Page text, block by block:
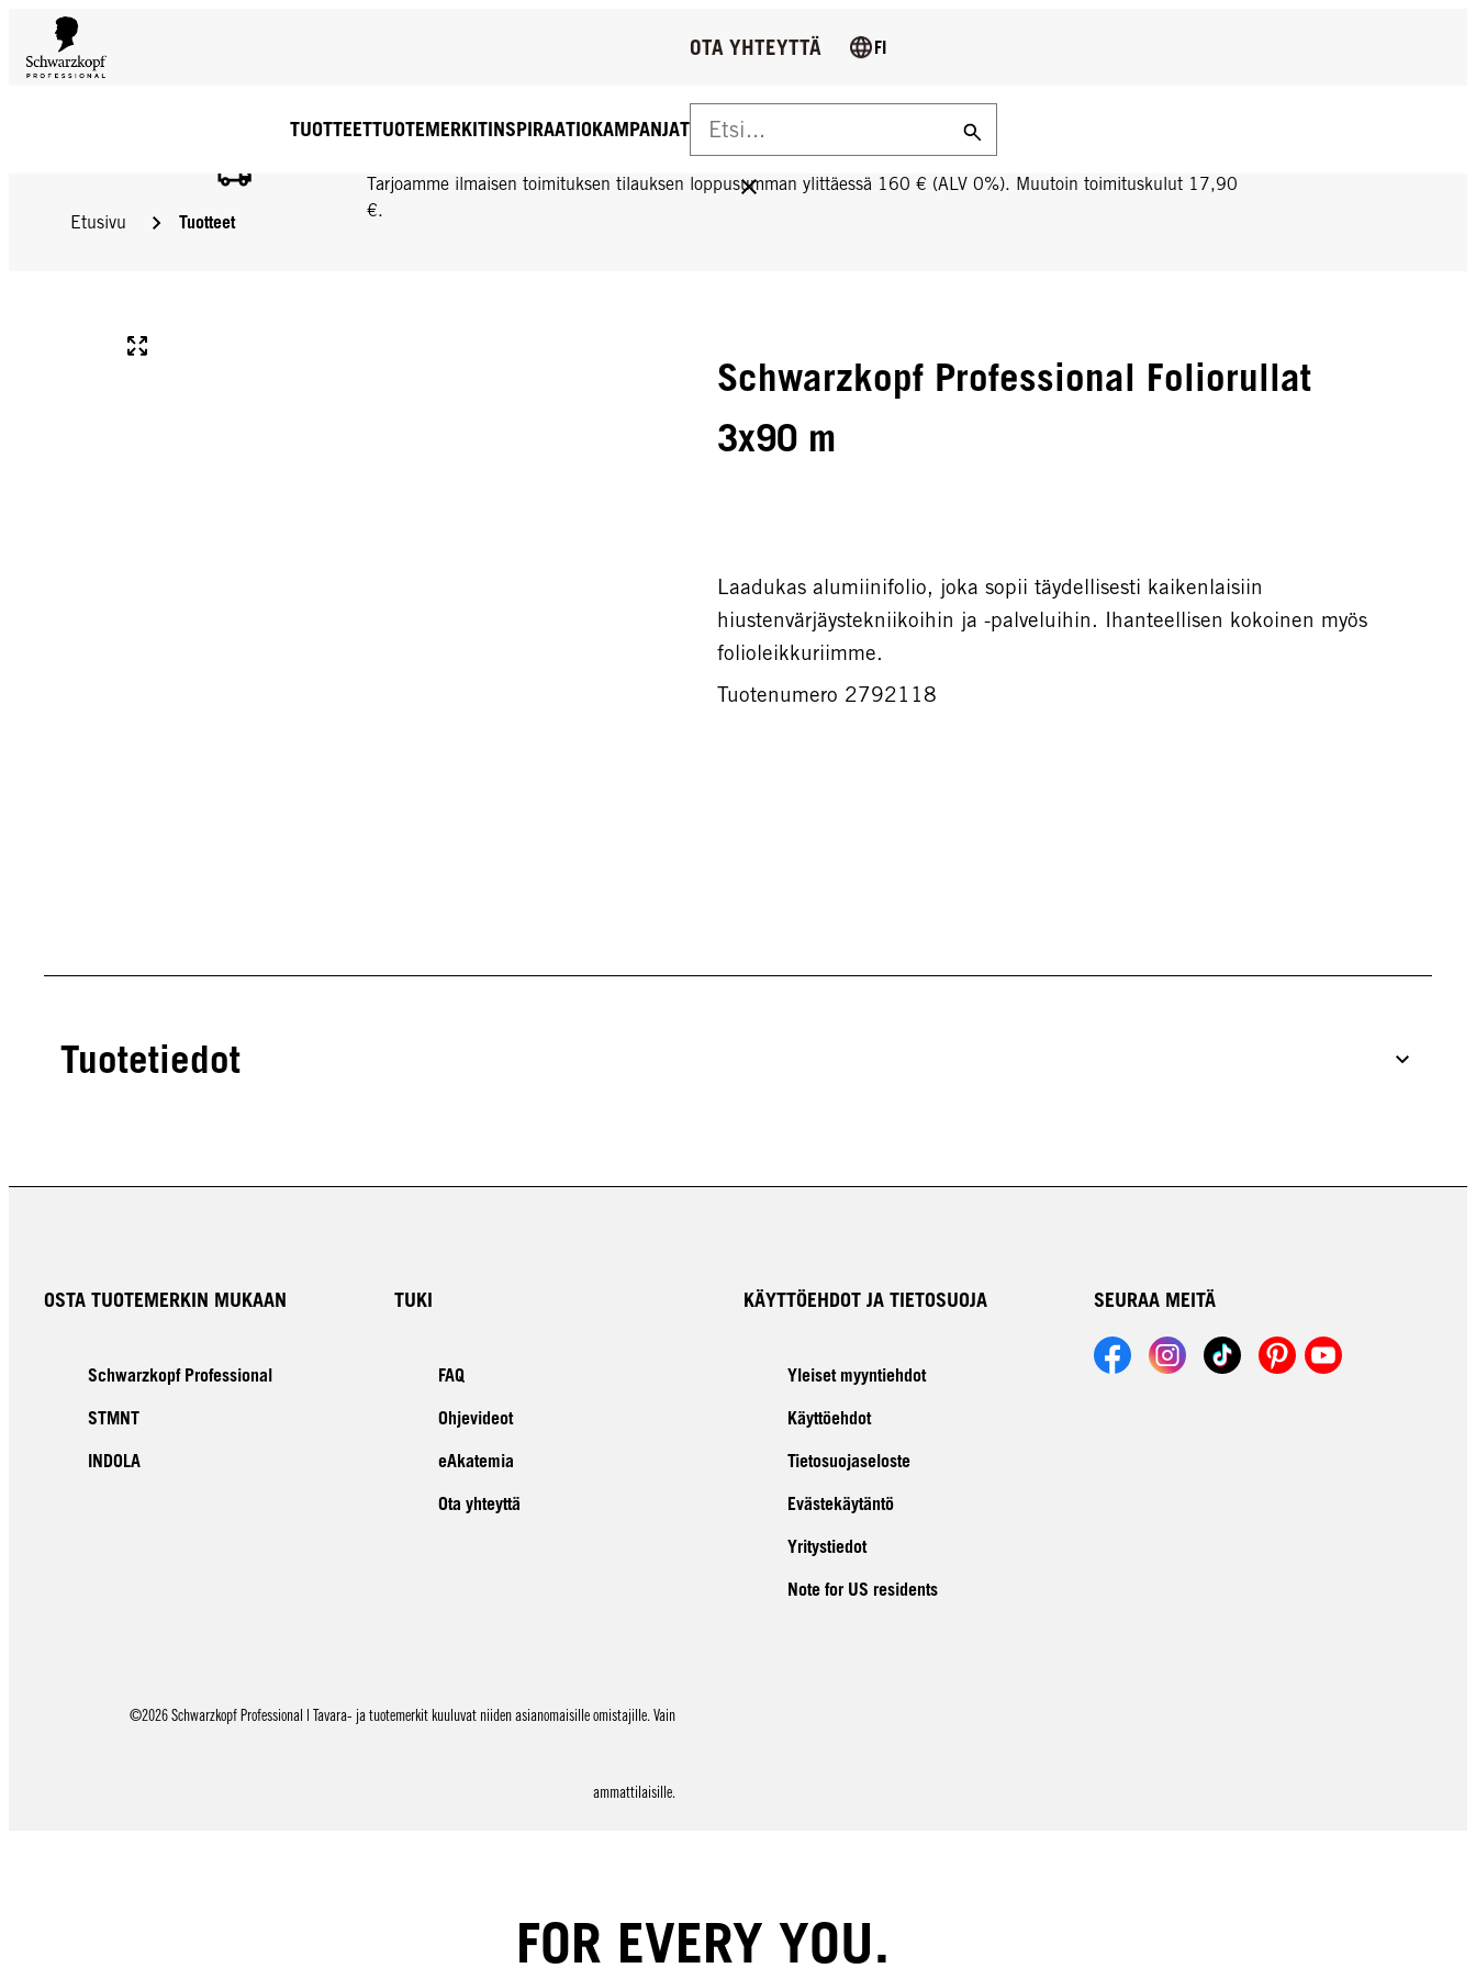
Tarjoamme ilmaisen toimituksen tilauksen loppusumman ylittäessä 160 € (ALV 0%). Muutoin toimituskulut 17,90
€.
TUOTTEETTUOTEMERKITINSPIRAATIOKAMPANJAT
OTA YHTEYTTÄ FI
Etusivu Tuotteet
Schwarzkopf Professional Foliorullat
3x90 m
Laadukas alumiinifolio, joka sopii täydellisesti kaikenlaisiin
hiustenvärjäystekniikoihin ja -palveluihin. Ihanteellisen kokoinen myös
folioleikkuriimme.
Tuotenumero 2792118
Tuotetiedot
OSTA TUOTEMERKIN MUKAAN
Schwarzkopf Professional
STMNT
INDOLA
TUKI
FAQ
Ohjevideot
eAkatemia
Ota yhteyttä
KÄYTTÖEHDOT JA TIETOSUOJA
Yleiset myyntiehdot
Käyttöehdot
Tietosuojaseloste
Evästekäytäntö
Yritystiedot
Note for US residents
SEURAA MEITÄ
©2026 Schwarzkopf Professional | Tavara- ja tuotemerkit kuuluvat niiden asianomaisille omistajille. Vain
ammattilaisille.
FOR EVERY YOU.